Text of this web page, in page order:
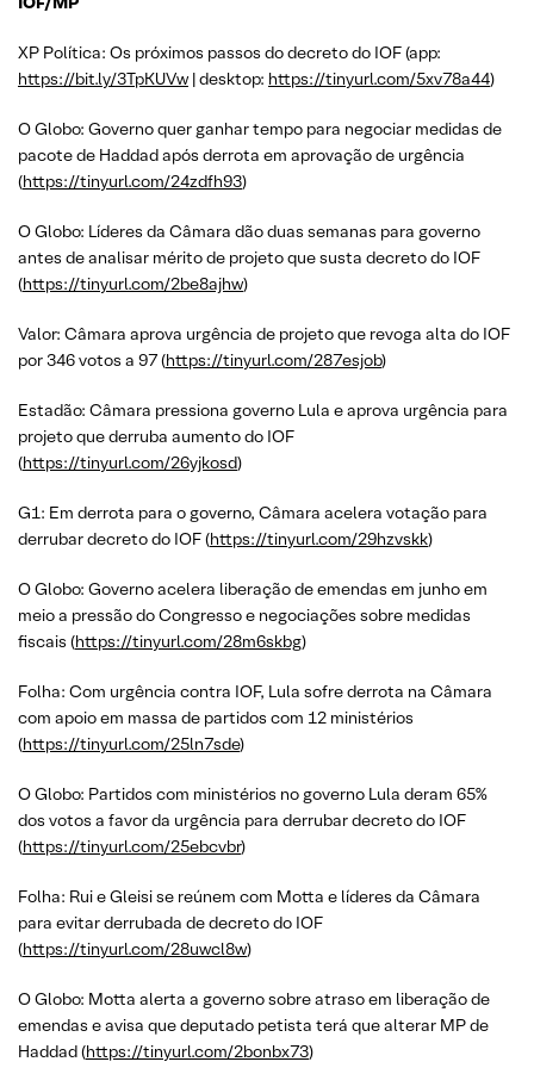
XP Política: Os próximos passos do decreto do IOF (app:
https://bit.ly/3TpKUVw| desktop: https://tinyurl.com/5xv78a44)
O Globo: Governo quer ganhar tempo para negociar medidas de
pacote de Haddad após derrota em aprovação de urgência
(https://tinyurl.com/24zdfh93)
O Globo: Líderes da Câmara dão duas semanas para governo
antes de analisar mérito de projeto que susta decreto do IOF
(https://tinyurl.com/2be8ajhw)
Valor: Câmara aprova urgência de projeto que revoga alta do IOF
por 346 votos a 97 (https://tinyurl.com/287esjob)
Estadão: Câmara pressiona governo Lula e aprova urgência para
projeto que derruba aumento do IOF
(https://tinyurl.com/26yjkosd)
G1: Em derrota para o governo, Câmara acelera votação para
derrubar decreto do IOF (https://tinyurl.com/29hzvskk)
O Globo: Governo acelera liberação de emendas em junho em
meio a pressão do Congresso e negociações sobre medidas
fiscais (https://tinyurl.com/28m6skbg)
Folha: Com urgência contra IOF, Lula sofre derrota na Câmara
com apoio em massa de partidos com 12 ministérios
(https://tinyurl.com/25ln7sde)
O Globo: Partidos com ministérios no governo Lula deram 65%
dos votos a favor da urgência para derrubar decreto do IOF
(https://tinyurl.com/25ebcvbr)
Folha: Rui e Gleisi se reúnem com Motta e líderes da Câmara
para evitar derrubada de decreto do IOF
(https://tinyurl.com/28uwcl8w)
O Globo: Motta alerta a governo sobre atraso em liberação de
emendas e avisa que deputado petista terá que alterar MP de
Haddad (https://tinyurl.com/2bonbx73)